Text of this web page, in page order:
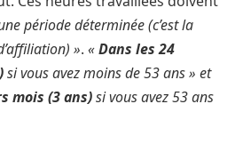
période déterminée (c’est la
». «Dans les 24
si vous avez moins de 53 ans » et
mois (3 ans)si vous avez 53 ans